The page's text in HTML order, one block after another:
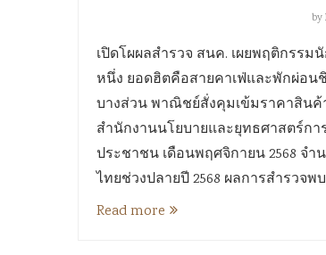
by
เปิดโผผลสำรวจ สนค. เผยพฤติกรรม
หนึ่ง ยอดฮิตคือสายคาเฟ่และพักผ่อ
บางส่วน พาณิชย์สั่งคุมเข้มราคาสินค้
สำนักงานนโยบายและยุทธศาสตร์ก
ประชาชน เดือนพฤศจิกายน 2568 จำ
ไทยช่วงปลายปี 2568 ผลการสำรวจพ
Read more